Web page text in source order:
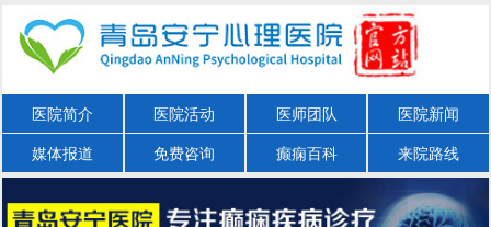
医院简介 医院活动 医师团队 医院新闻
媒体报道 免费咨询 癫痫百科 来院路线